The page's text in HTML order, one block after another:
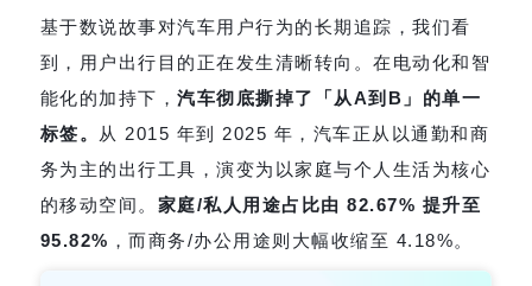
基于数说故事对汽车用户行为的长期追踪，我们看
到，用户出行目的正在发生清晰转向。在电动化和智
能化的加持下，汽车彻底撕掉了「从A到B」的单一
标签。 从 2015 年到 2025 年，汽车正从以通勤和商
务为主的出行工具，演变为以家庭与个人生活为核心
的移动空间。 家庭/私人用途占比由 82.67% 提升至
95.82% ，而商务/办公用途则大幅收缩至 4.18%。